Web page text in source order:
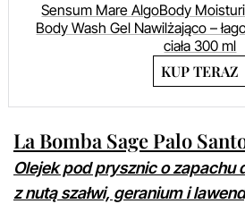
Sensum Mare AlgoBody
Body Wash Gel Nawilżająco –
ciała 300 ml
KUP TERAZ
La Bomba Sage Palo
Olejek pod prysznic o zapachu
z nutą szałwi, geranium i